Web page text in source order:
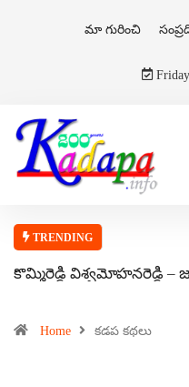
మా గురించి
TRENDING
కొమ్మిరెడ్డి విశ్వమోహనరెడ్డి
Home కడప కథలు